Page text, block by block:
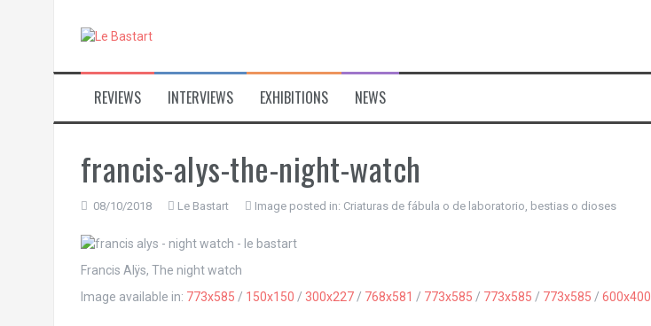
REVIEWS INTERVIEWS EXHIBITIONS NEWS
francis-alys-the-night-watch
08/10/2018 Le Bastart Image posted in: Criaturas de fábula o de laboratorio, bestias o dioses
Francis Alÿs, The night watch
Image available in: 773x585 / 150x150 / 300x227/ 768x581 / 773x585 / 773x585 / 773x585 / 600x400